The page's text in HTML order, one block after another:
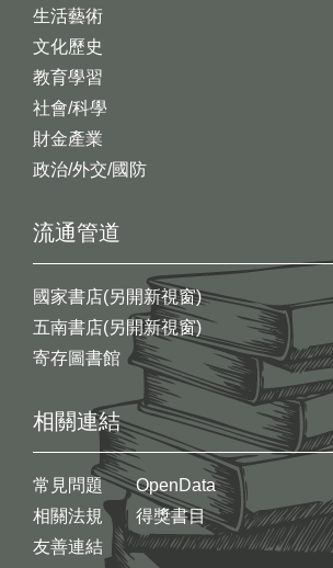
生活藝術
文化歷史
教育學習
社會/科學
財金產業
政治/外交/國防
流通管道
國家書店(另開新視窗)
五南書店(另開新視窗)
寄存圖書館
相關連結
常見問題
相關法規
友善連結
OpenData
得獎書目